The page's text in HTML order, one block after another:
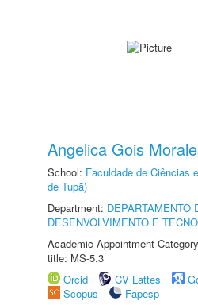
Angelica Gois
School: Faculdade de Ciências
de Tupã)
Department: DEPARTAMENTO
DESENVOLVIMENTO E
Academic Appointment
title: MS-5.3
Orcid
CV Lattes
Scopus
Fapesp